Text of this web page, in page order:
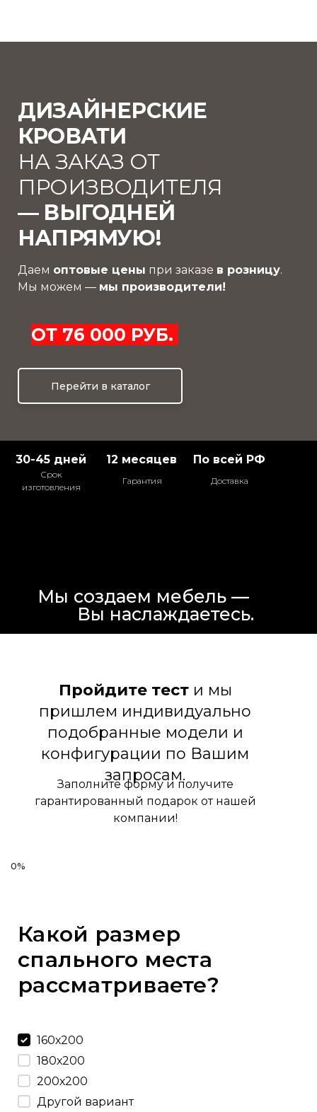
ДИЗАЙНЕРСКИЕ
КРОВАТИ
НА ЗАКАЗ ОТ
ПРОИЗВОДИТЕЛЯ
— ВЫГОДНЕЙ
НАПРЯМУЮ!
Даем оптовые цены при заказе в розницу.
Мы можем — мы производители!
ОТ 76 000 РУБ.
Перейти в каталог
Доставка
Гарантия
Срок
изготовления
По всей РФ
12 месяцев
30-45 дней
Мы создаем мебель —
Вы наслаждаетесь.
Заполните форму и получите
гарантированный подарок от нашей
компании!
Пройдите тести мы
пришлем индивидуально
подобранные модели и
конфигурации по Вашим
запросам.
Какой размер
спального места
рассматриваете?
160х200
180х200
200х200
Другой вариант